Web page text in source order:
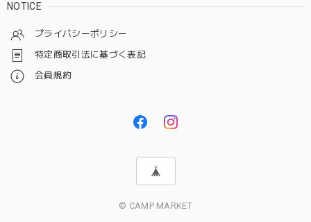
NOTICE
プライバシーポリシー
特定商取引法に基づく表記
会員規約
© CAMP MARKET